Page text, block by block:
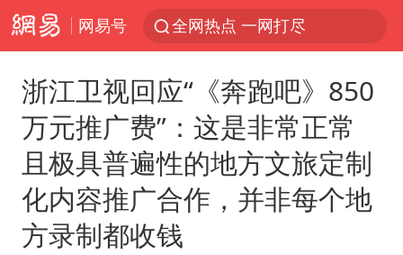
网易号 全网热点 一网打尽
浙江卫视回应“《奔跑吧》850
万元推广费”：这是非常正常
且极具普遍性的地方文旅定制
化内容推广合作，并非每个地
方录制都收钱